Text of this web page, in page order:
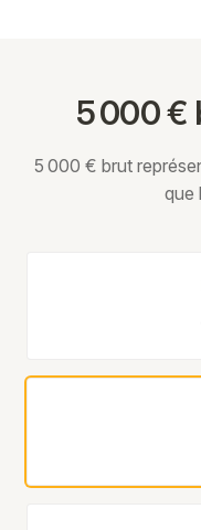
5 000 €
5 000 € brut
que